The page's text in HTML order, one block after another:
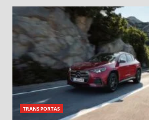
TRANSPORTAS